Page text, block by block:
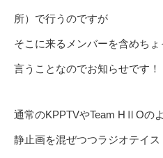
所）で行うのですが
そこに来るメンバーを含めち
言うことなのでお知らせです！
通常のKPPTVやTeam HⅡOの
静止画を混ぜつつラジオテイ